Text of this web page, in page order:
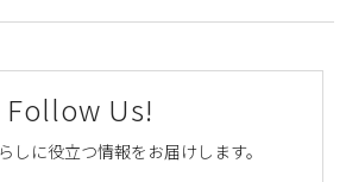
Follow Us!
しに役立つ情報をお届けします。